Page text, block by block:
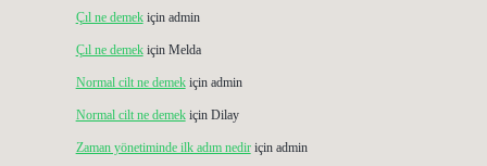
Çıl ne demekiçin admin
Çıl ne demekiçin Melda
Normal cilt ne demekiçin admin
Normal cilt ne demekiçin Dilay
Zaman yönetiminde ilk adım nediriçin admin